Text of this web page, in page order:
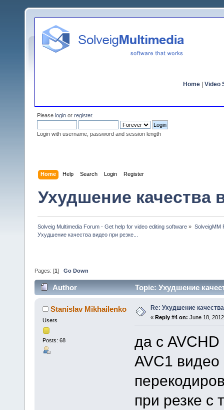
Home Video
Please login or register.
Login with username, password and session length
Home Help Search Login Register
Ухудшение качества
Solveig Multimedia Forum - Get help for video editing software » SolveigMM
Ухудшение качества видео при резке...
Pages: [1 ] Go Down
Author Topic: Ухудшение
Stanislav Mikhailenko
Users
Posts: 68
Re: Ухудшение
« Reply #4 on: June 18,
да с
AVC1 видео
при резке с